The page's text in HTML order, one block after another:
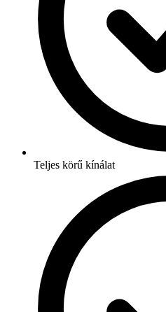
Teljes körű kínálat